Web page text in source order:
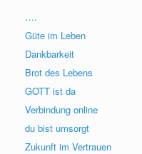
….
Güte im Leben
Dankbarkeit
Brot des Lebens
GOTT ist da
Verbindung online
du bist umsorgt
Zukunft im Vertrauen